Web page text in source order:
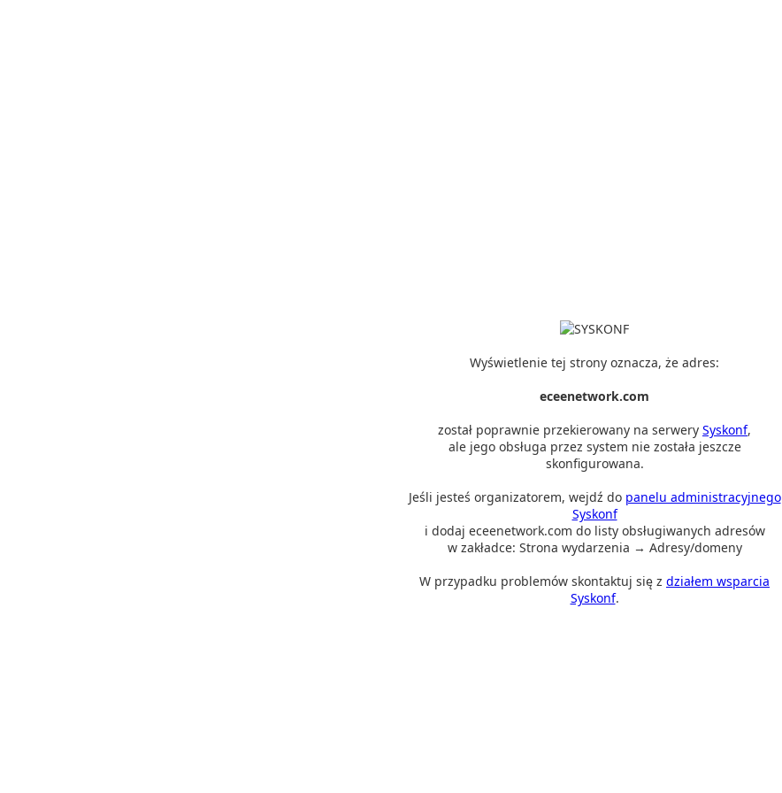
Wyświetlenie tej strony oznacza, że adres:
eceenetwork.com
został poprawnie przekierowany na serwery Syskonf,
ale jego obsługa przez system nie została jeszcze
skonfigurowana.
Jeśli jesteś organizatorem, wejdź do panelu administracyjnego
Syskonf
i dodaj eceenetwork.com do listy obsługiwanych adresów
w zakładce: Strona wydarzenia → Adresy/domeny
W przypadku problemów skontaktuj się z działem wsparcia
Syskonf.